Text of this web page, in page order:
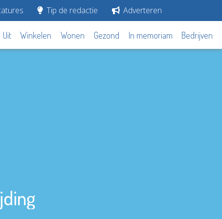
Tip de redactie Adverteren
Uit Winkelen Wonen Gezond In memoriam Bedrijven